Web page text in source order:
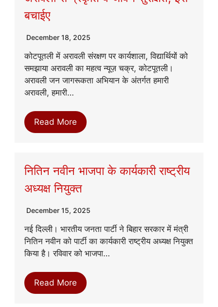
बचाईए
December 18, 2025
कोटपूतली में अरावली संरक्षण पर कार्यशाला, विद्यार्थियों को
समझाया अरावली का महत्व न्यूज़ चक्र, कोटपूतली।
अरावली जन जागरूकता अभियान के अंतर्गत हमारी
अरावली, हमारी…
Read More
नितिन नवीन भाजपा के कार्यकारी राष्ट्रीय
अध्यक्ष नियुक्त
December 15, 2025
नई दिल्ली। भारतीय जनता पार्टी ने बिहार सरकार में मंत्री
नितिन नवीन को पार्टी का कार्यकारी राष्ट्रीय अध्यक्ष नियुक्त
किया है। रविवार को भाजपा…
Read More